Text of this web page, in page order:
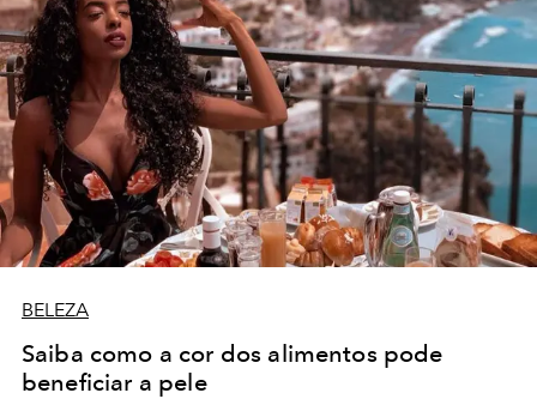
BELEZA
Saiba como a cor dos alimentos pode
beneficiar a pele